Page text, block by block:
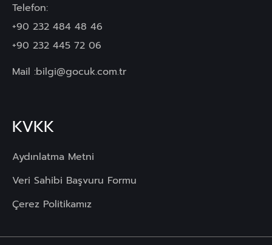
Telefon:
+90 232 484 48 46
+90 232 445 72 06
Mail :bilgi@gocuk.com.tr
KVKK
Aydınlatma Metni
Veri Sahibi Başvuru Formu
Çerez Politikamız